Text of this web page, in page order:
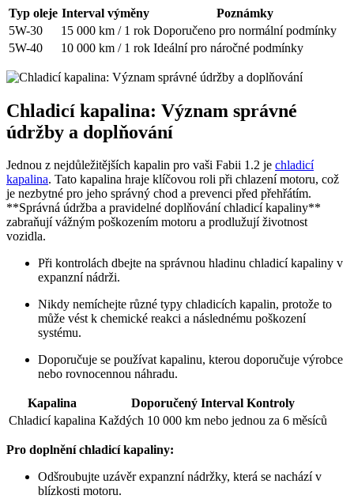
Typ oleje Interval výměny
Poznámky
5W-30
15 000 km ‍/ 1 rok Doporučeno pro normální podmínky
5W-40
10 000 ⁤km / 1 ⁢rok Ideální ⁣pro náročné⁤ podmínky
Chladicí kapalina: ⁣Význam‌ správné
údržby a⁢ doplňování
Jednou z nejdůležitějších kapalin pro vaši Fabii 1.2 je ⁣ chladicí
kapalina. Tato ‍kapalina⁣ hraje klíčovou roli při chlazení motoru,⁢ což
⁢je nezbytné pro jeho správný chod⁣ a prevenci ⁣před přehřátím.
**Správná údržba‌ a pravidelné doplňování chladicí ‌kapaliny**
zabraňují vážným poškozením motoru a ​prodlužují životnost⁤
vozidla.
Při kontrolách dbejte‍ na správnou hladinu chladicí kapaliny​ v
⁢expanzní nádrži.
Nikdy nemíchejte ⁢různé typy chladicích kapalin,‌ protože to‍
může vést k chemické reakci a následnému ⁤poškození
systému.
Doporučuje se používat kapalinu, kterou ⁤doporučuje výrobce
⁢nebo ⁤rovnocennou náhradu.
Kapalina
Doporučený ⁢Interval Kontroly
Chladicí kapalina Každých ⁤10 000 km nebo jednou za 6 měsíců
Pro doplnění⁢ chladicí kapaliny:
Odšroubujte uzávěr expanzní‌ nádržky, která‍ se⁣ nachází v⁤
blízkosti motoru.